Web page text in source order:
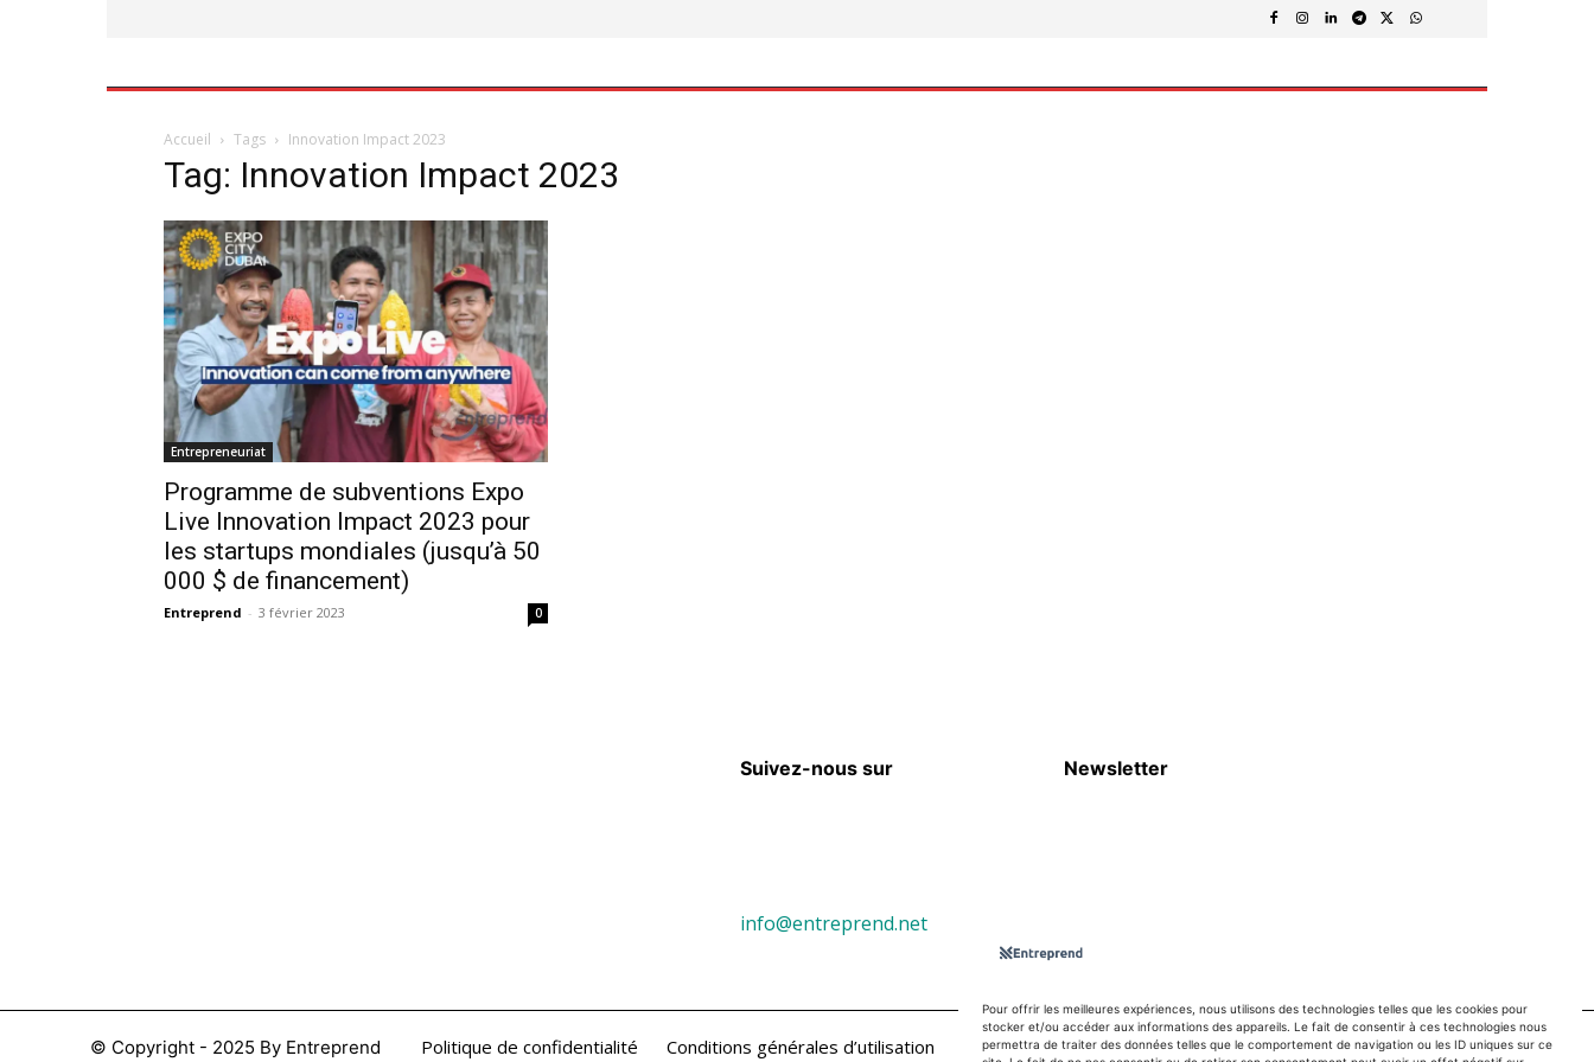
Pour offrir les meilleures expériences, nous utilisons des technologies telles que les cookies pour
stocker et/ou accéder aux informations des appareils. Le fait de consentir à ces technologies nous
permettra de traiter des données telles que le comportement de navigation ou les ID uniques sur ce
Accueil Tags Innovation Impact 2023
Tag: Innovation Impact 2023
Entrepreneuriat
Programme de subventions Expo
Live Innovation Impact 2023 pour
les startups mondiales (jusqu’à 50
000 $ de financement)
Entreprend - 3 février 2023 0
Suivez-nous sur
info@entreprend.net
Newsletter
© Copyright - 2025 By Entreprend Politique de confidentialité Conditions générales d’utilisation Contact